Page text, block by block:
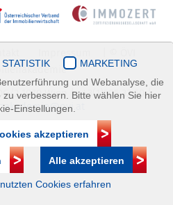
2 1070 Wien | +43(1)505 32 50 |
STATISTIK
MARKETING
und Webanalyse, die
verbessern. Bitte wählen Sie hier
Einstellungen.
akzeptieren
Alle akzeptieren
Cookies erfahren